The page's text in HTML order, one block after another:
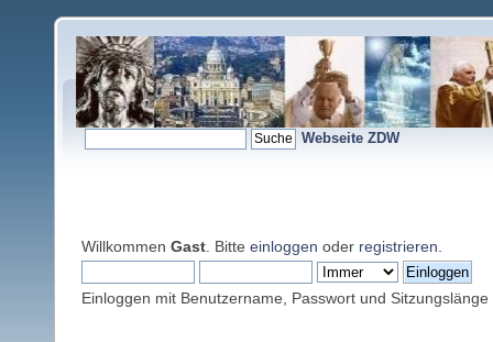
Webseite ZDW
Willkommen Gast . Bitte einloggen oder registrieren
Einloggen mit Benutzername, Passwort und Sitzungslänge